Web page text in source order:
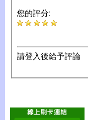
您的評分:
請登入後給予評論